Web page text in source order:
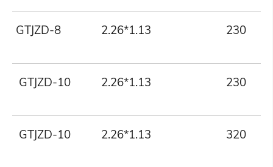
GTJZD-8 2.26*1.13 230
GTJZD-10 2.26*1.13 230
GTJZD-10 2.26*1.13 320